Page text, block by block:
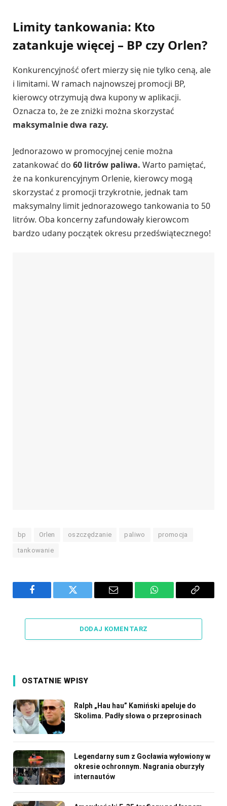
Limity tankowania: Kto
zatankuje więcej – BP czy Orlen?
Konkurencyjność ofert mierzy się nie tylko ceną, ale
i limitami. W ramach najnowszej promocji BP,
kierowcy otrzymują dwa kupony w aplikacji.
Oznacza to, że ze zniżki można skorzystać
maksymalnie dwa razy.
Jednorazowo w promocyjnej cenie można
zatankować do 60 litrów paliwa. Warto pamiętać,
że na konkurencyjnym Orlenie, kierowcy mogą
skorzystać z promocji trzykrotnie, jednak tam
maksymalny limit jednorazowego tankowania to 50
litrów. Oba koncerny zafundowały kierowcom
bardzo udany początek okresu przedświątecznego!
bp Orlen oszczędzanie paliwo promocja
tankowanie
Facebook Twitter Email WhatsAppCopy
DODAJ KOMENTARZ
OSTATNIE WPISY
Ralph „Hau hau” Kamiński apeluje do
Skolima. Padły słowa o przeprosinach
Legendarny sum z Gocławia wyłowiony w
okresie ochronnym. Nagrania oburzyły
internautów